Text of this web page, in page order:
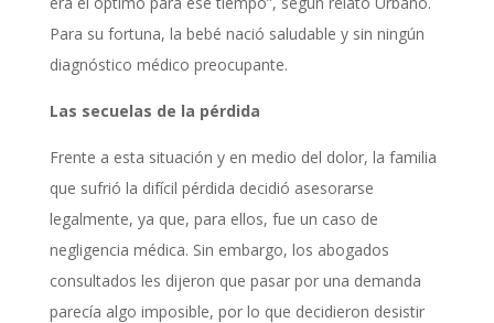
Para su fortuna, la bebé nació saludable y sin ningún
diagnóstico médico preocupante.
Las secuelas de la pérdida
Frente a esta situación y en medio del dolor, la familia
que sufrió la difícil pérdida decidió asesorarse
legalmente, ya que, para ellos, fue un caso de
negligencia médica. Sin embargo, los abogados
consultados les dijeron que pasar por una demanda
parecía algo imposible, por lo que decidieron desistir